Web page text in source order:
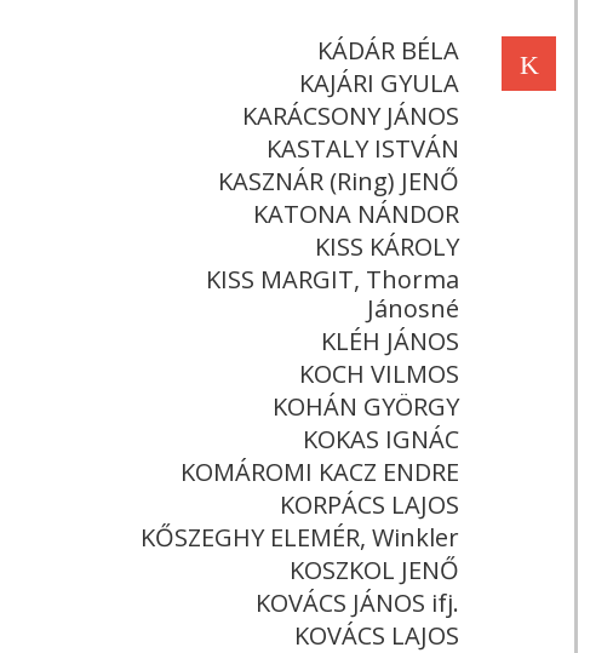
K
KÁDÁR BÉLA
KAJÁRI GYULA
KARÁCSONY JÁNOS
KASTALY ISTVÁN
KASZNÁR (Ring) JENŐ
KATONA NÁNDOR
KISS KÁROLY
KISS MARGIT, Thorma
Jánosné
KLÉH JÁNOS
KOCH VILMOS
KOHÁN GYÖRGY
KOKAS IGNÁC
KOMÁROMI KACZ ENDRE
KORPÁCS LAJOS
KŐSZEGHY ELEMÉR, Winkler
KOSZKOL JENŐ
KOVÁCS JÁNOS ifj.
KOVÁCS LAJOS